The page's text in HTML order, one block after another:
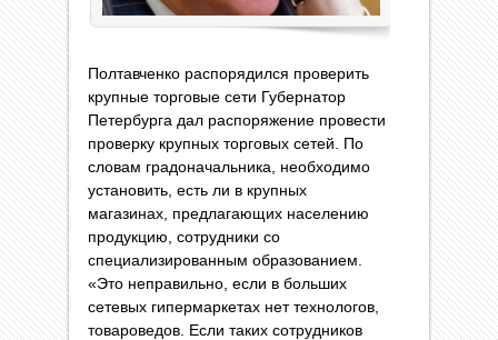
Полтавченко распорядился проверить
крупные торговые сети Губернатор
Петербурга дал распоряжение провести
проверку крупных торговых сетей. По
словам градоначальника, необходимо
установить, есть ли в крупных
магазинах, предлагающих населению
продукцию, сотрудники со
специализированным образованием.
«Это неправильно, если в больших
сетевых гипермаркетах нет технологов,
товароведов. Если таких сотрудников